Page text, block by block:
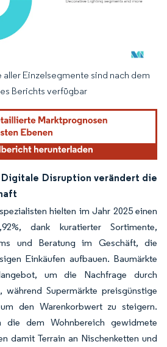
erfordert Namensnennung
Einzelsegmente sind nach dem
Berichts verfügbar
Digitale Disruption verändert die
hielten im Jahr 2025 einen
dank kuratierter Sortimente,
und Beratung im Geschäft, die
Einkäufen aufbauen. Baumärkte
um die Nachfrage durch
während Supermärkte preisgünstige
den Warenkorbwert zu steigern.
die dem Wohnbereich gewidmete
damit Terrain an Nischenketten und